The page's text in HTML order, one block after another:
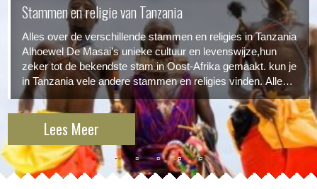
Stammen en religie van Tanzania
Alles over de verschillende stammen en religies in Tanzania
Alhoewel De Masai’s unieke cultuur en levenswijze,hun
zeker tot de bekendste stam in Oost-Afrika gemaakt. kun je
in Tanzania vele andere stammen en religies vinden. Alle
hebben hun eigen stempel op de Tanzaniaanse cultuur
gedrukt. Hier een overzicht van de grootste/bekendste...
Lees Meer